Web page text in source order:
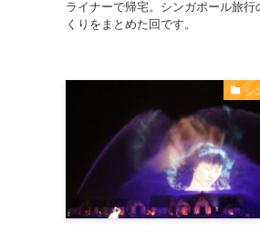
ライナーで帰宅。シンガポール旅行
くりをまとめた回です。
シ